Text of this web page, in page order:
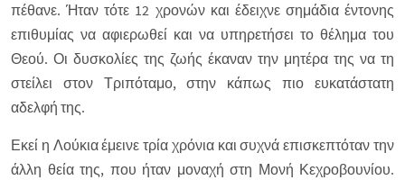
πέθανε. Ήταν τότε 12 χρονών και έδειχνε σημάδια έντονης
επιθυμίας να αφιερωθεί και να υπηρετήσει το θέλημα του
Θεού. Οι δυσκολίες της ζωής έκαναν την μητέρα της να τη
στείλει στον Τριπόταμο, στην κάπως πιο ευκατάστατη
αδελφή της.
Εκεί η Λούκια έμεινε τρία χρόνια και συχνά επισκεπτόταν την
άλλη θεία της, που ήταν μοναχή στη Μονή Κεχροβουνίου.